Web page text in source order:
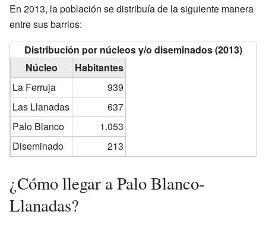
En 2013, la población se distribuía de la siguiente manera
entre sus barrios:
Distribución por núcleos y/o diseminados (2013)
Núcleo
Habitantes
La Ferruja
939
Las Llanadas
637
Palo Blanco
1.053
Diseminado
213
¿Cómo llegar a Palo Blanco-
Llanadas?